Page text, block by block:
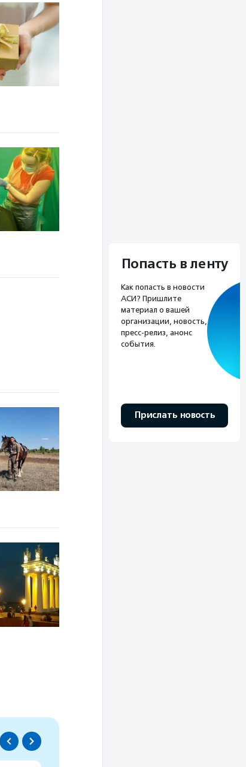
Попасть в ленту
Как попасть в новости
АСИ? Пришлите
материал о вашей
организации, новость,
пресс-релиз, анонс
события.
Прислать новость